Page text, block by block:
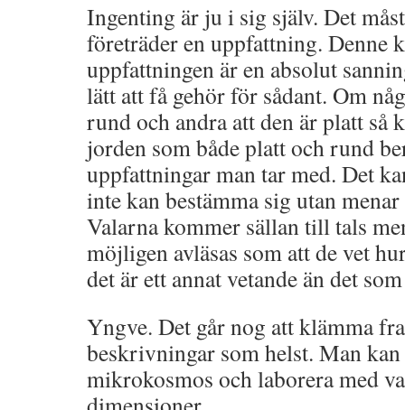
Ingenting är ju i sig själv. Det
företräder en uppfattning. Denne
uppfattningen är en absolut
lätt att få gehör för sådant. Om
rund och andra att den är platt så
jorden som både platt och rund
uppfattningar man tar med. Det
inte kan bestämma sig utan
Valarna kommer sällan till tals
möjligen avläsas som att de vet
det är ett annat vetande än det
Yngve. Det går nog att klämma
beskrivningar som helst. Man
mikrokosmos och laborera med